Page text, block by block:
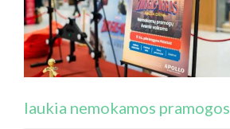
laukia nemokamos pramogos